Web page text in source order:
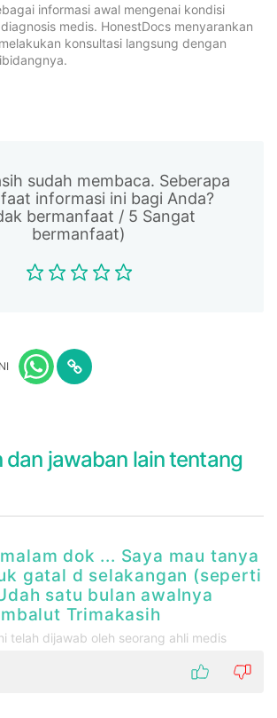
informasi awal mengenai kondisi
medis. HonestDocs menyarankan
konsultasi langsung dengan
sudah membaca. Seberapa
informasi ini bagi Anda?
bermanfaat / 5 Sangat
bermanfaat)
dan jawaban lain tentang
dok ... Saya mau tanya
gatal d selakangan (seperti
satu bulan awalnya
Trimakasih
telah dijawab oleh seorang ahli medis